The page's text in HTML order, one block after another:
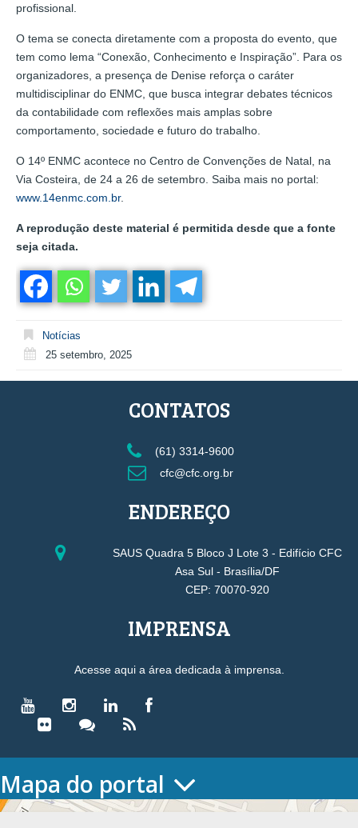
profissional.
O tema se conecta diretamente com a proposta do evento, que
tem como lema “Conexão, Conhecimento e Inspiração”. Para os
organizadores, a presença de Denise reforça o caráter
multidisciplinar do ENMC, que busca integrar debates técnicos
da contabilidade com reflexões mais amplas sobre
comportamento, sociedade e futuro do trabalho.
O 14º ENMC acontece no Centro de Convenções de Natal, na
Via Costeira, de 24 a 26 de setembro. Saiba mais no portal:
www.14enmc.com.br.
A reprodução deste material é permitida desde que a fonte
seja citada.
Notícias
25 setembro, 2025
CONTATOS
(61) 3314-9600
cfc@cfc.org.br
ENDEREÇO
SAUS Quadra 5 Bloco J Lote 3 - Edifício CFC
Asa Sul - Brasília/DF
CEP: 70070-920
IMPRENSA
Acesse aqui a área dedicada à imprensa.
Mapa do portal
HOME